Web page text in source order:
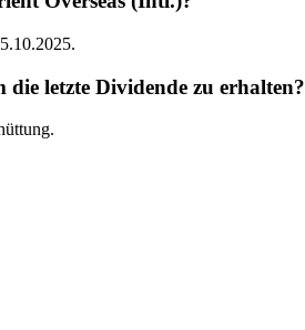
letzte Dividende zu erhalten?